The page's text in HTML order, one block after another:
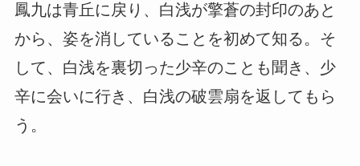
鳳九は青丘に戻り、白浅が擎蒼の封印のあと
から、姿を消していることを初めて知る。そ
して、白浅を裏切った少辛のことも聞き、少
辛に会いに行き、白浅の破雲扇を返してもら
う。